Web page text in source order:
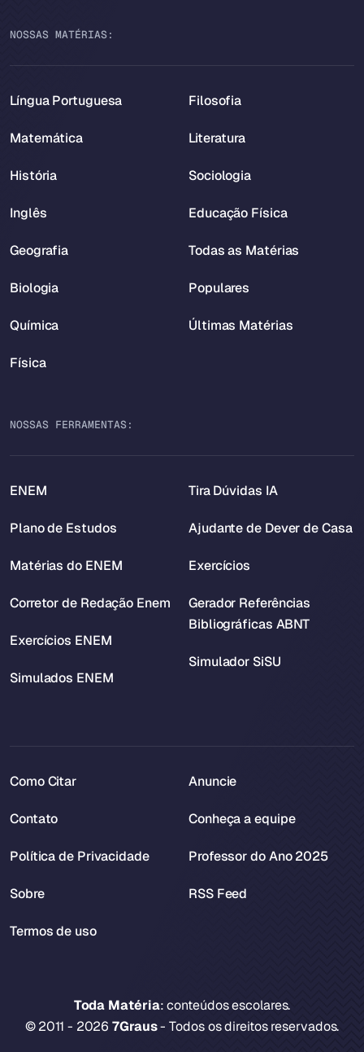
NOSSAS MATÉRIAS:
Língua Portuguesa
Matemática
História
Inglês
Geografia
Biologia
Química
Física
Filosofia
Literatura
Sociologia
Educação Física
Todas as Matérias
Populares
Últimas Matérias
NOSSAS FERRAMENTAS:
ENEM
Plano de Estudos
Matérias do ENEM
Corretor de Redação Enem
Exercícios ENEM
Simulados ENEM
Tira Dúvidas IA
Ajudante de Dever de Casa
Exercícios
Gerador Referências
Bibliográficas ABNT
Simulador SiSU
Toda Matéria: conteúdos escolares.
© 2011 - 20267Graus- Todos os direitos reservados.
Como Citar
Contato
Política de Privacidade
Sobre
Termos de uso
Anuncie
Conheça a equipe
Professor do Ano 2025
RSS Feed